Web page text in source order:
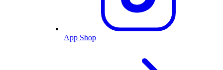
App Shop